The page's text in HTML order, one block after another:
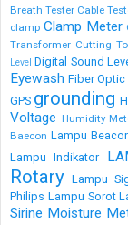
Breath Tester Cable
clamp Clamp Meter
Transformer Cutting
Level Digital Sound
Eyewash Fiber Optic
GPS grounding
Voltage Humidity
Baecon Lampu
Lampu Indikator
Rotary Lampu
Philips Lampu Sorot
Sirine Moisture